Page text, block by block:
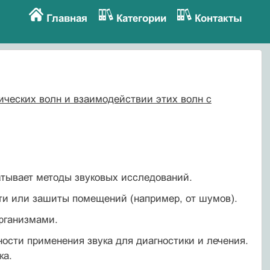
Главная Категории Контакты
волн и взаимодействии этих волн с
методы звуковых исследований.
или зашиты помещений (например, от шумов).
применения звука для диагностики и лечения.